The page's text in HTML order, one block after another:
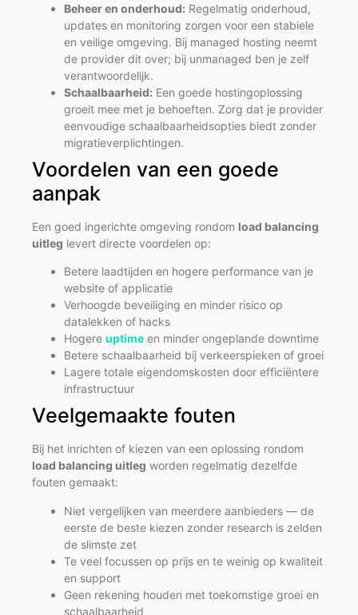
Beheer en onderhoud: Regelmatig onderhoud,
updates en monitoring zorgen voor een stabiele
en veilige omgeving. Bij managed hosting neemt
de provider dit over; bij unmanaged ben je zelf
verantwoordelijk.
Schaalbaarheid: Een goede hostingoplossing
groeit mee met je behoeften. Zorg dat je provider
eenvoudige schaalbaarheidsopties biedt zonder
migratieverplichtingen.
Voordelen van een goede
aanpak
Een goed ingerichte omgeving rondom load balancing
uitleg levert directe voordelen op:
Betere laadtijden en hogere performance van je
website of applicatie
Verhoogde beveiliging en minder risico op
datalekken of hacks
Hogere uptime en minder ongeplande downtime
Betere schaalbaarheid bij verkeerspieken of groei
Lagere totale eigendomskosten door efficiëntere
infrastructuur
Veelgemaakte fouten
Bij het inrichten of kiezen van een oplossing rondom
load balancing uitleg worden regelmatig dezelfde
fouten gemaakt:
Niet vergelijken van meerdere aanbieders — de
eerste de beste kiezen zonder research is zelden
de slimste zet
Te veel focussen op prijs en te weinig op kwaliteit
en support
Geen rekening houden met toekomstige groei en
schaalbaarheid